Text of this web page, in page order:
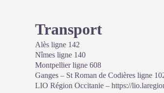
Transport
Alès ligne 142
Nîmes ligne 140
Montpellier ligne 608
Ganges – St Roman de Codières ligne
LIO Région Occitanie – https://